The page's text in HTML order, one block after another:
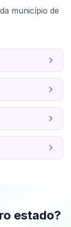
município de
estado?